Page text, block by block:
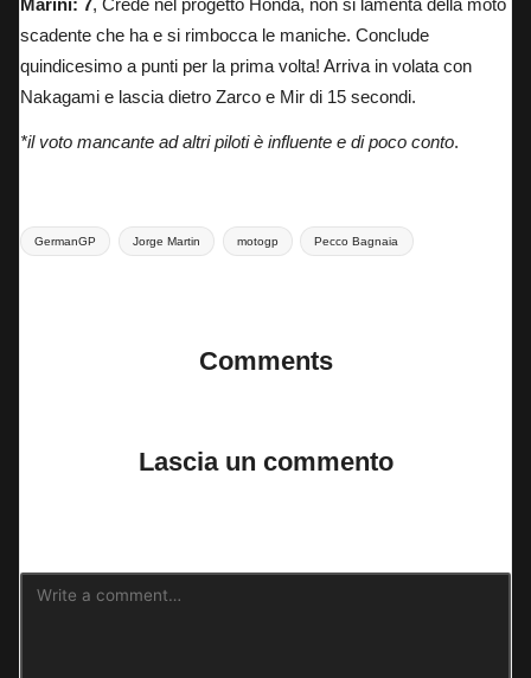
scadente che ha e si rimbocca le maniche. Conclude
quindicesimo a punti per la prima volta! Arriva in volata con
Nakagami e lascia dietro Zarco e Mir di 15 secondi.
*il voto mancante ad altri piloti è influente e di poco conto.
Tags:
GermanGP Jorge Martin motogp Pecco Bagnaia
Comments
Lascia un commento